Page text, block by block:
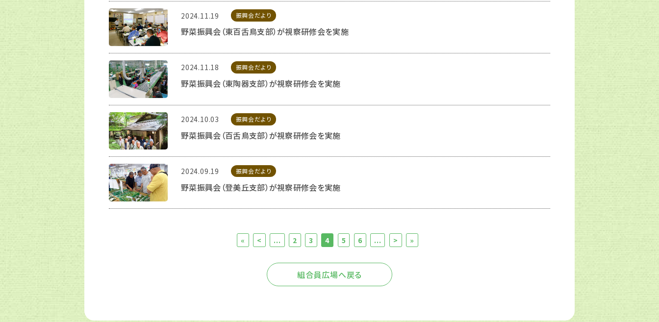
2024.11.19 振興会だより
野菜振興会（東百舌鳥支部）が視察研修会を実施
2024.11.18 振興会だより
野菜振興会（東陶器支部）が視察研修会を実施
2024.10.03 振興会だより
野菜振興会（百舌鳥支部）が視察研修会を実施
2024.09.19 振興会だより
野菜振興会（登美丘支部）が視察研修会を実施
« < ... 2 3 4 5 6 ... > »
組合員広場へ戻る